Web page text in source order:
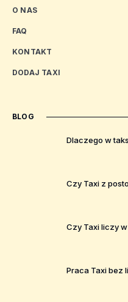
O NAS
FAQ
KONTAKT
DODAJ TAXI
BLOG
Dlaczego w
Czy Taxi z
Czy Taxi liczy
Praca Taxi bez